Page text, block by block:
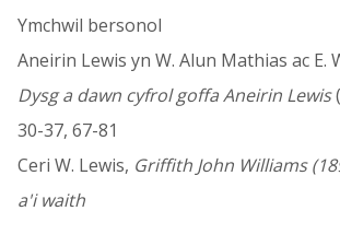
Ymchwil bersonol
Aneirin Lewis yn W. Alun Mathias ac E.
Dysg a dawn cyfrol goffa Aneirin Lewis
30-37, 67-81
Ceri W. Lewis, Griffith John Williams
a'i waith